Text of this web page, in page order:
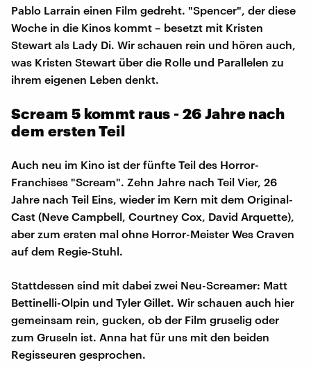
Pablo Larrain einen Film gedreht. "Spencer", der diese
Woche in die Kinos kommt – besetzt mit Kristen
Stewart als Lady Di. Wir schauen rein und hören auch,
was Kristen Stewart über die Rolle und Parallelen zu
ihrem eigenen Leben denkt.
Scream 5 kommt raus - 26 Jahre nach
dem ersten Teil
Auch neu im Kino ist der fünfte Teil des Horror-
Franchises "Scream". Zehn Jahre nach Teil Vier, 26
Jahre nach Teil Eins, wieder im Kern mit dem Original-
Cast (Neve Campbell, Courtney Cox, David Arquette),
aber zum ersten mal ohne Horror-Meister Wes Craven
auf dem Regie-Stuhl.
Stattdessen sind mit dabei zwei Neu-Screamer: Matt
Bettinelli-Olpin und Tyler Gillet. Wir schauen auch hier
gemeinsam rein, gucken, ob der Film gruselig oder
zum Gruseln ist. Anna hat für uns mit den beiden
Regisseuren gesprochen.